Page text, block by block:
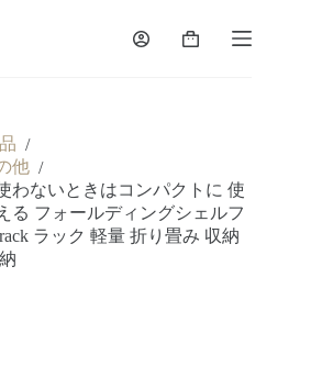
/
他 /
わないときはコンパクトに 使
る フォールディングシェルフ
ラック 軽量 折り畳み 収納